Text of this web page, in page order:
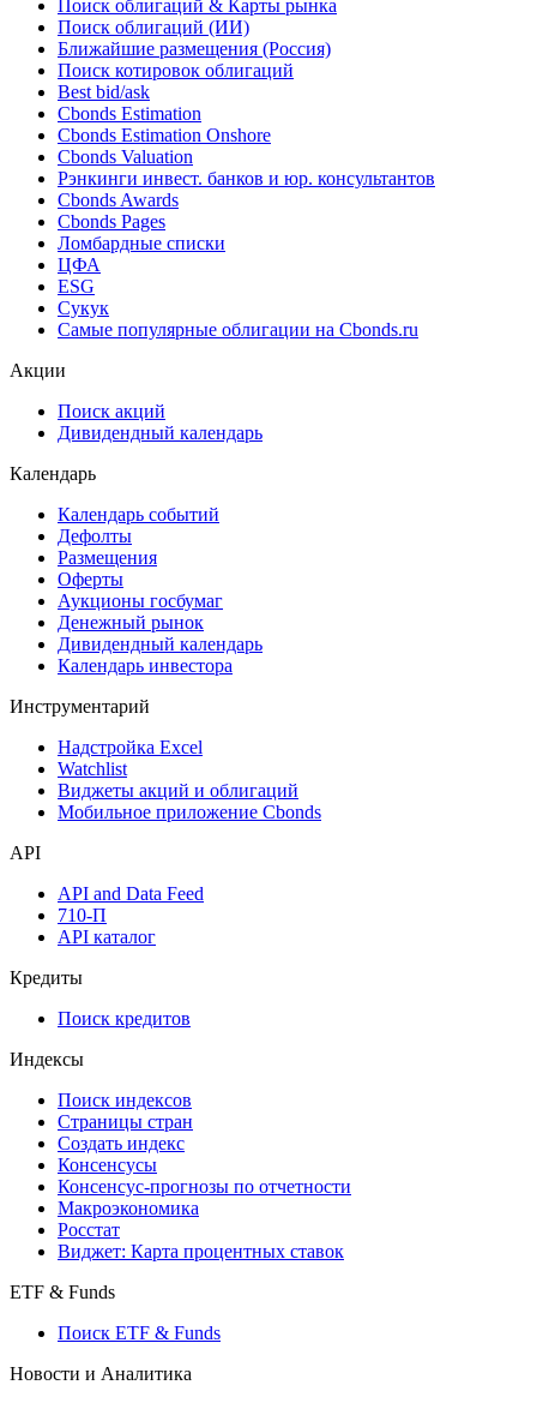
Поиск облигаций & Карты рынка
Поиск облигаций (ИИ)
Ближайшие размещения (Россия)
Поиск котировок облигаций
Best bid/ask
Cbonds Estimation
Cbonds Estimation Onshore
Cbonds Valuation
Рэнкинги инвест. банков и юр. консультантов
Cbonds Awards
Cbonds Pages
Ломбардные списки
ЦФА
ESG
Сукук
Самые популярные облигации на Cbonds.ru
Акции
Поиск акций
Дивидендный календарь
Календарь
Календарь событий
Дефолты
Размещения
Оферты
Аукционы госбумаг
Денежный рынок
Дивидендный календарь
Календарь инвестора
Инструментарий
Надстройка Excel
Watchlist
Виджеты акций и облигаций
Мобильное приложение Cbonds
API
API and Data Feed
710-П
API каталог
Кредиты
Поиск кредитов
Индексы
Поиск индексов
Страницы стран
Создать индекс
Консенсусы
Консенсус-прогнозы по отчетности
Макроэкономика
Росстат
Виджет: Карта процентных ставок
ETF & Funds
Поиск ETF & Funds
Новости и Аналитика